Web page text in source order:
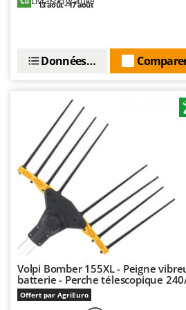
Troy-Bilt
Unger
Verdemax
Vesco
Volpi
Waldner
Weber
WIDU
Wiper EcoRobot
Wolf Garten
Wortex
13 août - 17 août
Données techniques
Volpi Bomber 155XL - Peigne
batterie - Perche télescopique
Offert par AgriEuro